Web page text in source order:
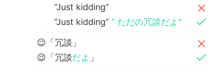
“Just kidding”
“Just kidding” “ ただの冗談だよ"
😉「冗談」
😉「冗談だよ 」